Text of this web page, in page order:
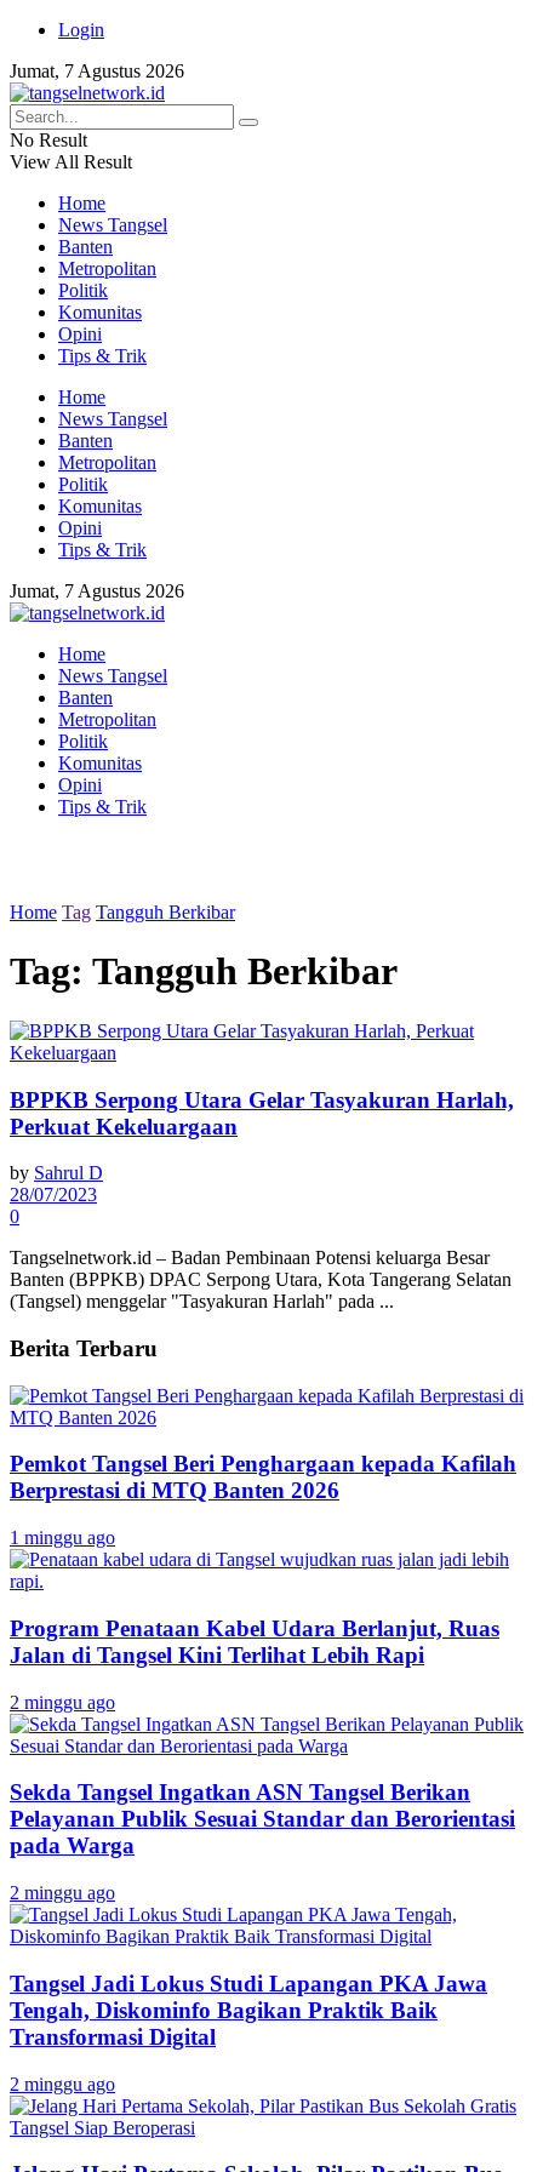
Login
Jumat, 7 Agustus 2026
No Result
View All Result
Home
News Tangsel
Banten
Metropolitan
Politik
Komunitas
Opini
Tips & Trik
Home
News Tangsel
Banten
Metropolitan
Politik
Komunitas
Opini
Tips & Trik
Jumat, 7 Agustus 2026
Home
News Tangsel
Banten
Metropolitan
Politik
Komunitas
Opini
Tips & Trik
Home Tag Tangguh Berkibar
Tag: Tangguh Berkibar
BPPKB Serpong Utara Gelar Tasyakuran Harlah,
Perkuat Kekeluargaan
by Sahrul D
28/07/2023
0
Tangselnetwork.id – Badan Pembinaan Potensi keluarga Besar
Banten (BPPKB) DPAC Serpong Utara, Kota Tangerang Selatan
(Tangsel) menggelar "Tasyakuran Harlah" pada ...
Berita Terbaru
Pemkot Tangsel Beri Penghargaan kepada Kafilah
Berprestasi di MTQ Banten 2026
1 minggu ago
Program Penataan Kabel Udara Berlanjut, Ruas
Jalan di Tangsel Kini Terlihat Lebih Rapi
2 minggu ago
Sekda Tangsel Ingatkan ASN Tangsel Berikan
Pelayanan Publik Sesuai Standar dan Berorientasi
pada Warga
2 minggu ago
Tangsel Jadi Lokus Studi Lapangan PKA Jawa
Tengah, Diskominfo Bagikan Praktik Baik
Transformasi Digital
2 minggu ago